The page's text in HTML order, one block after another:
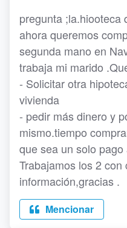
pregunta ;la.hiooteca
ahora queremos
segunda mano en
trabaja mi marido
- Solicitar otra
vivienda
- pedir más dinero y
mismo.tiempo
que sea un solo
Trabajamos los 2
información,gracias .
Mencionar